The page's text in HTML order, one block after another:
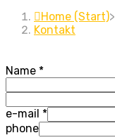
Home (Start)>
Kontakt
Name *
e-mail *
phone